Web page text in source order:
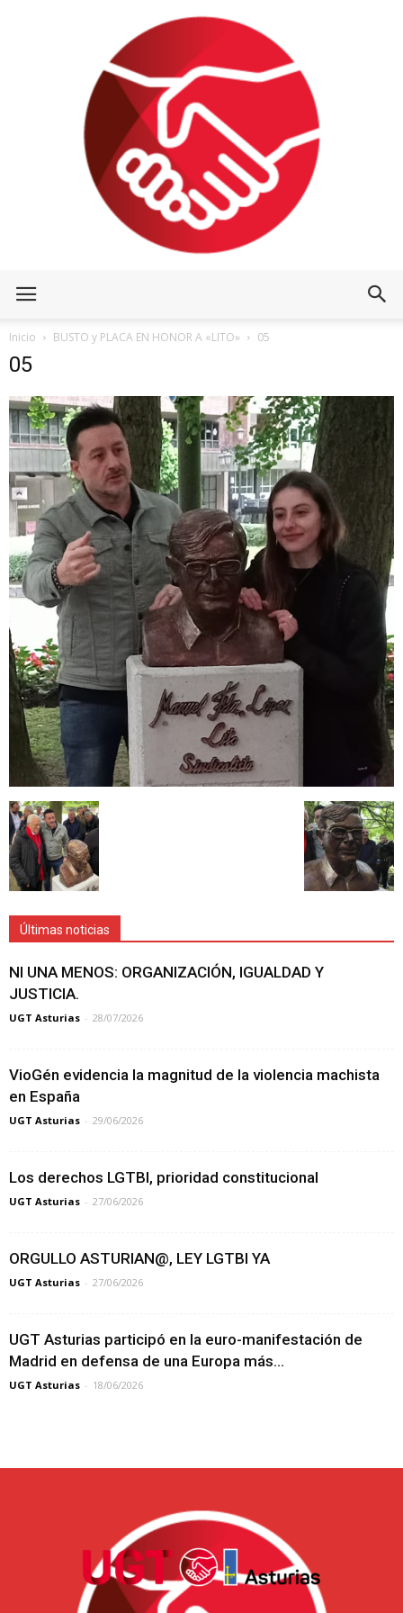
Inicio BUSTO y PLACA EN HONOR A «LITO» 05
05
Últimas noticias
NI UNA MENOS: ORGANIZACIÓN, IGUALDAD Y
JUSTICIA.
UGT Asturias - 28/07/2026
VioGén evidencia la magnitud de la violencia machista
en España
UGT Asturias - 29/06/2026
Los derechos LGTBI, prioridad constitucional
UGT Asturias - 27/06/2026
ORGULLO ASTURIAN@, LEY LGTBI YA
UGT Asturias - 27/06/2026
UGT Asturias participó en la euro-manifestación de
Madrid en defensa de una Europa más...
UGT Asturias - 18/06/2026